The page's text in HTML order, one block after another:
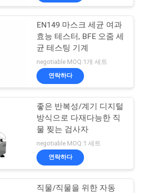
스트 챔버
험 장비
105
EN149 마스크 세균 여과
효능 테스터, BFE 오줌 세
균 테스팅 기계
negotiable MOQ:1개 세트
연락하다
좋은 반복성/계기 디지털
방식으로 다재다능한 직
물 찢는 검사자
negotiable MOQ:1 세트
연락하다
직물/직물을 위한 자동